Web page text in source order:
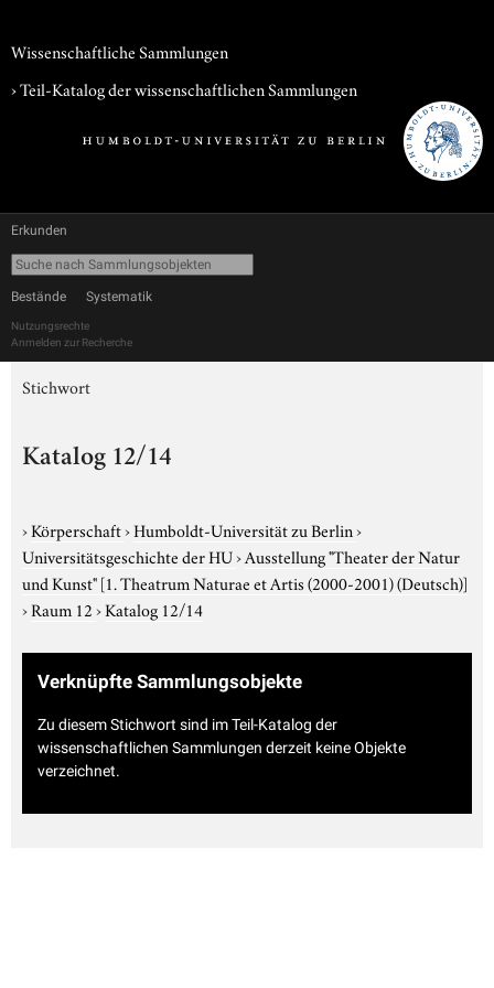
Wissenschaftliche Sammlungen
› Teil-Katalog der wissenschaftlichen Sammlungen
Erkunden
Bestände Systematik
Nutzungsrechte
Anmelden zur Recherche
Stichwort
Katalog 12/14
›Körperschaft›Humboldt-Universität zu Berlin›
Universitätsgeschichte der HU›Ausstellung "Theater der Natur
und Kunst"[1. Theatrum Naturae et Artis (2000-2001) (Deutsch)]
›Raum 12›Katalog 12/14
Verknüpfte Sammlungsobjekte
Zu diesem Stichwort sind im Teil-Katalog der
wissenschaftlichen Sammlungen derzeit keine Objekte
verzeichnet.